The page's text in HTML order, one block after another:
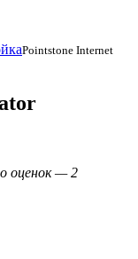
Pointstone Internet
оценок — 2